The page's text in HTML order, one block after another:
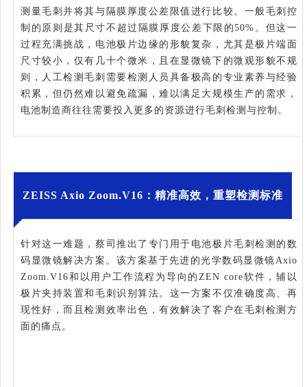
测量毛刺并将其与隔膜厚度公差限值进行比较。一般毛刺控
制的原则是其尺寸不超过隔膜厚度公差下限的50%。但这一
过程充满挑战，电池极片边缘的形貌复杂，尤其是极片端面
尺寸较小，仅有几十个微米，且在显微镜下的微观形貌不规
则，人工检测毛刺需要检测人员具备极高的专业素养与经验
积累，但仍然难以避免疏漏，难以满足大规模生产的需求，
电池制造商往往需要投入更多的资源进行毛刺检测与控制。
ZEISS Axio Zoom.V16：精准高效，重塑检测标准
针对这一难题，蔡司推出了专门用于电池极片毛刺检测的 数
码显微镜解决方案。该方案基于先进的光学数码显微镜Axio
Zoom.V16和以用户工作流程为导向的ZEN core软件，辅以
极片夹持装置和毛刺识别算法。这一方案不仅准确度高、再
现性好，而且检测效率出色，有效解决了客户在毛刺检测方
面的痛点。